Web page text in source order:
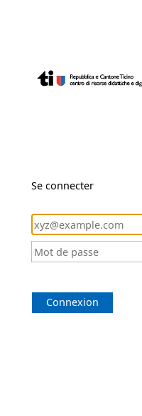
Se connecter
Connexion